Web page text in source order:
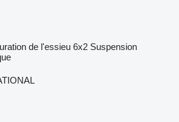
de l'essieu 6x2 Suspension